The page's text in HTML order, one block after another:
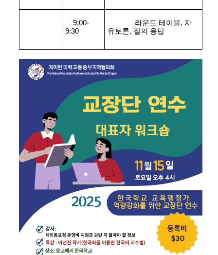
9:00-
9:30
라운드 테이블, 자
유토론, 질의 응답